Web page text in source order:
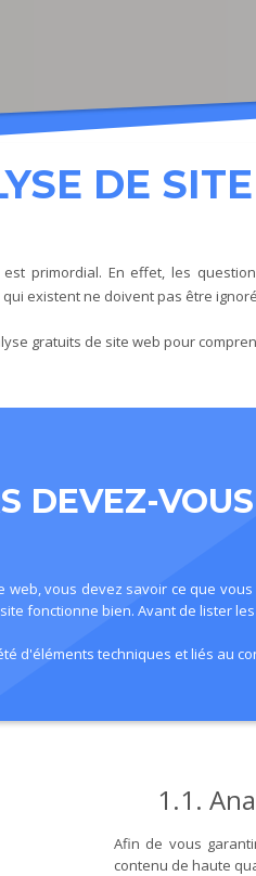
DE
primordial. En effet, les
existent ne doivent pas être
gratuits de site web pour
DEVEZ-
web, vous devez savoir ce que
fonctionne bien. Avant de lister
d'éléments techniques et liés au
1.1.
Afin de vous
contenu de haute